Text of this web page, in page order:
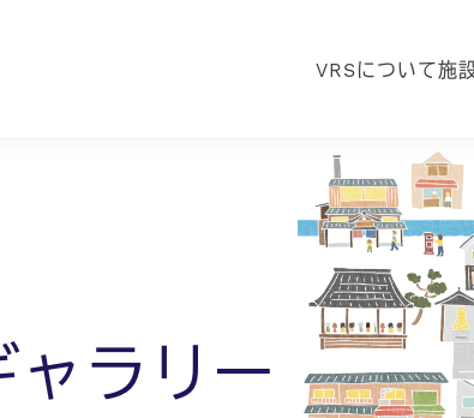
VRSについて施
ャラリー